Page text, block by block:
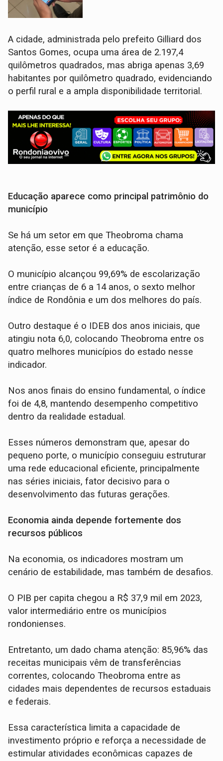
A cidade, administrada pelo prefeito Gilliard dos
Santos Gomes, ocupa uma área de 2.197,4
quilômetros quadrados, mas abriga apenas 3,69
habitantes por quilômetro quadrado, evidenciando
o perfil rural e a ampla disponibilidade territorial.
Educação aparece como principal patrimônio do
município
Se há um setor em que Theobroma chama
atenção, esse setor é a educação.
O município alcançou 99,69% de escolarização
entre crianças de 6 a 14 anos, o sexto melhor
índice de Rondônia e um dos melhores do país.
Outro destaque é o IDEB dos anos iniciais, que
atingiu nota 6,0, colocando Theobroma entre os
quatro melhores municípios do estado nesse
indicador.
Nos anos finais do ensino fundamental, o índice
foi de 4,8, mantendo desempenho competitivo
dentro da realidade estadual.
Esses números demonstram que, apesar do
pequeno porte, o município conseguiu estruturar
uma rede educacional eficiente, principalmente
nas séries iniciais, fator decisivo para o
desenvolvimento das futuras gerações.
Economia ainda depende fortemente dos
recursos públicos
Na economia, os indicadores mostram um
cenário de estabilidade, mas também de desafios.
O PIB per capita chegou a R$ 37,9 mil em 2023,
valor intermediário entre os municípios
rondonienses.
Entretanto, um dado chama atenção: 85,96% das
receitas municipais vêm de transferências
correntes, colocando Theobroma entre as
cidades mais dependentes de recursos estaduais
e federais.
Essa característica limita a capacidade de
investimento próprio e reforça a necessidade de
estimular atividades econômicas capazes de